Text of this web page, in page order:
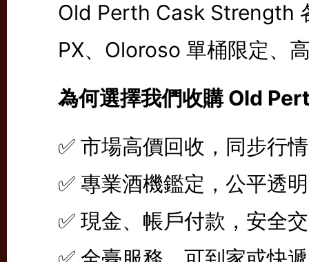
Old Perth Cask Strength
PX、Oloroso 單桶限定、
為何選擇我們收購 Old
✅ 市場高價回收，同步行
✅ 專業酒機鑑定，公平透明
✅ 現金、帳戶付款，安全